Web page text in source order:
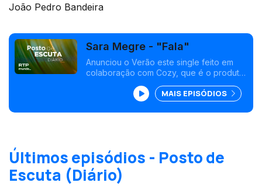
João Pedro Bandeira
Sara Megre - "Fala"
Anunciou o Verão este single feito em
colaboração com Cozy, que é o produtor
EP de estreia desta jovem, editado em
MAIS EPISÓDIOS
Últimos episódios - Posto de
Escuta (Diário)